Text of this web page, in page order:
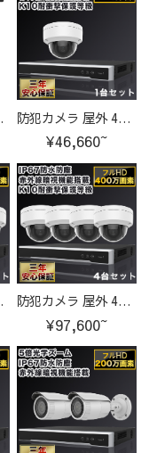
002H-cam 防犯カメラ 屋外 400万画素 固定レンズ2.8mm IP67防塵防水 IPカメラ 1台セット
¥46,660~
ラ 3台セット 防犯カメラ 屋外 400万画素 固定レンズ2.8mm IP67防塵防水 IPカメラ 4台セット
¥97,600~